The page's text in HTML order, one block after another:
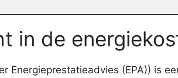
in de
Energieprestatieadvies (EPA)) is